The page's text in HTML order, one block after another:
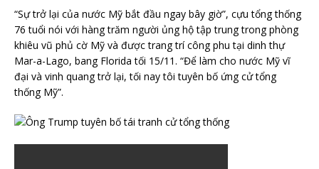
“Sự trở lại của nước Mỹ bắt đầu ngay bây giờ”, cựu tổng thống
76 tuổi nói với hàng trăm người ủng hộ tập trung trong phòng
khiêu vũ phủ cờ Mỹ và được trang trí công phu tại dinh thự
Mar-a-Lago, bang Florida tối 15/11. “Để làm cho nước Mỹ vĩ
đại và vinh quang trở lại, tối nay tôi tuyên bố ứng cử tổng
thống Mỹ”.